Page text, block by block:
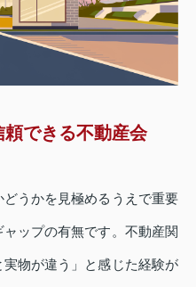
できる不動産会
うかを見極めるうえで重要
ップの有無です。不動産関
物が違う」と感じた経験が